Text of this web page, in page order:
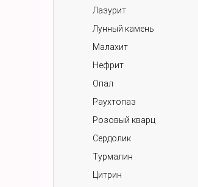
Лазурит
Лунный камень
Малахит
Нефрит
Опал
Раухтопаз
Розовый кварц
Сердолик
Турмалин
Цитрин